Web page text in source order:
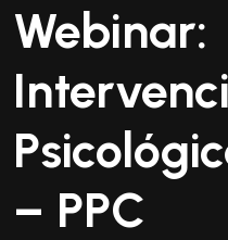
Webinar:
– PPC